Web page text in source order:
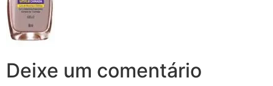
Deixe um comentário